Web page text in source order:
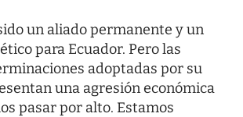
un aliado permanente y un
para Ecuador. Pero las
adoptadas por su
una agresión económica
pasar por alto. Estamos